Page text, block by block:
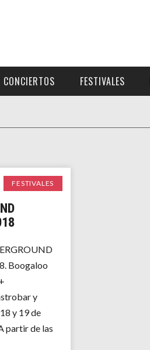
CONCIERTOS FESTIVALES
FESTIVALES
Boogaloo
y
y 19 de
partir de las